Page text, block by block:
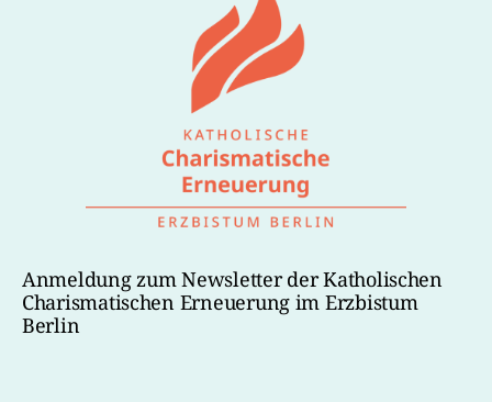
Anmeldung zum Newsletter der Katholischen
Charismatischen Erneuerung im Erzbistum
Berlin